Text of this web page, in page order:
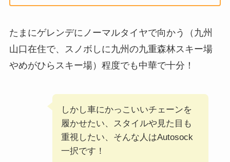
たまにゲレンデにノーマルタイヤで向かう（九州
山口在住で、スノボしに九州の九重森林スキー場
やめがひらスキー場）程度でも中華で十分！
しかし車にかっこいいチェーンを
履かせたい、スタイルや見た目も
重視したい、そんな人はAutosock
一択です！